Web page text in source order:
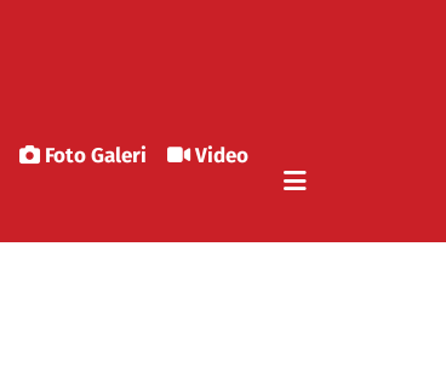
Foto Galeri
Video